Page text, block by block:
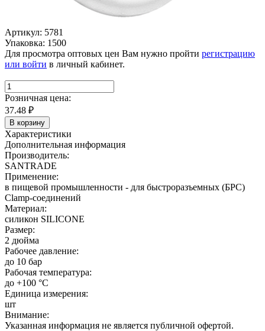
Артикул: 5781
Упаковка: 1500
Для просмотра оптовых цен Вам нужно пройти регистрацию
или войти в личный кабинет.
Розничная цена:
37.48 ₽
В корзину
Характеристики
Дополнительная информация
Производитель:
SANTRADE
Применение:
в пищевой промышленности - для быстроразъемных (БРС)
Clamp-соединений
Материал:
силикон SILICONE
Размер:
2 дюйма
Рабочее давление:
до 10 бар
Рабочая температура:
до +100 °С
Единица измерения:
шт
Внимание:
Указанная информация не является публичной офертой.